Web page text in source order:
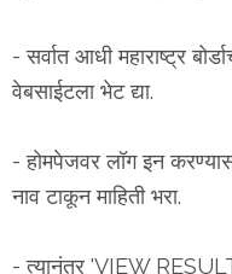
- सर्वात आधी महाराष्ट्र
वेबसाईटला भेट द्या.
- होमपेजवर लॉग इन
नाव टाकून माहिती भरा.
- त्यानंतर 'VIEW